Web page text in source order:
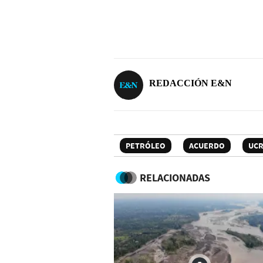
REDACCIÓN E&N
PETRÓLEO ACUERDO
RELACIONADAS